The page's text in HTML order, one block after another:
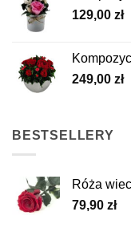
129,00 zł
249,00 zł
BESTSELLERY
Róża
79,90 zł